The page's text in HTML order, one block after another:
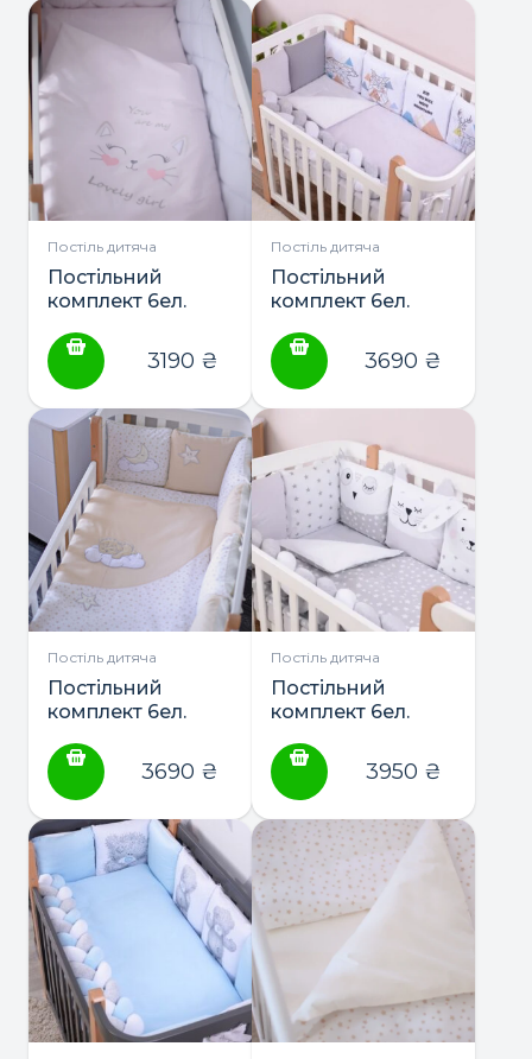
Постіль дитяча
Постільний
комплект 6ел.
ТМ Baby Veres
3190 ₴
Постіль дитяча
Постільний
комплект 6ел.
Veres
3690 ₴
Постіль дитяча
Постільний
комплект 6ел.
new'” ТМ Baby
Veres
3690 ₴
Постіль дитяча
Постільний
комплект 6ел.
new” ТМ Baby
Veres
3950 ₴